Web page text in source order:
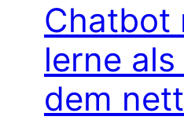
Chatbot
lerne
dem